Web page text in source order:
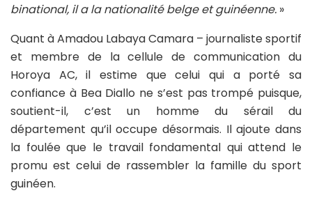
binational, il a la nationalité belge et guinéenne. »
Quant à Amadou Labaya Camara – journaliste sportif
et membre de la cellule de communication du
Horoya AC, il estime que celui qui a porté sa
confiance à Bea Diallo ne s’est pas trompé puisque,
soutient-il, c’est un homme du sérail du
département qu’il occupe désormais. Il ajoute dans
la foulée que le travail fondamental qui attend le
promu est celui de rassembler la famille du sport
guinéen.